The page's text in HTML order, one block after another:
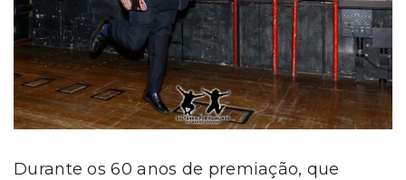
Durante os 60 anos de premiação, que